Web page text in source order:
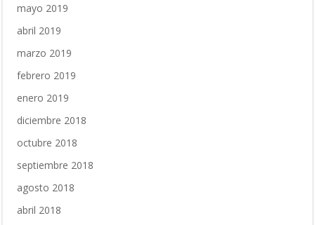
mayo 2019
abril 2019
marzo 2019
febrero 2019
enero 2019
diciembre 2018
octubre 2018
septiembre 2018
agosto 2018
abril 2018